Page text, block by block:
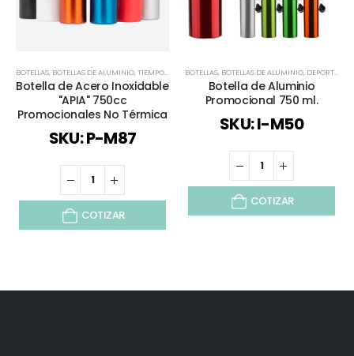
BOTELLAS, BOTELLAS DE ALUMINIO,TIEMPO LIBRE / OUTDOOR ,TODOS
Botella de Acero Inoxidable
"APIA" 750cc
Promocionales No Térmica
SKU: P-M87
COTIZAR
BOTELLAS, BOTELLAS DE ALUMINIO, DEPORTES Y BIENESTAR
Botella de Aluminio
Promocional 750 ml.
SKU: I-M50
COTIZAR